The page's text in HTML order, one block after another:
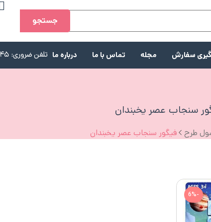
جستجو
سفارش مجله تماس با ما درباره ما تلفن ضروری: 09125167945
سنجاب عصر یخبندان
طرح فیگور سنجاب عصر یخبندان
-6%